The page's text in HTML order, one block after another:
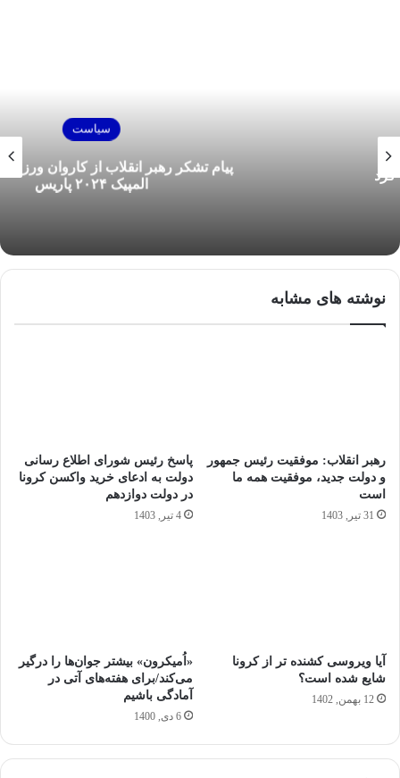
پیام تشکر رهبر انقلاب از کاروان ورزشی ایران در
نوشته های مشابه
رهبر انقلاب: موفقیت رئیس جمهور
و دولت جدید، موفقیت همه ما
است
31 تیر, 1403
پاسخ رئیس شورای اطلاع رسانی
دولت به ادعای خرید واکسن کرونا
در دولت دوازدهم
4 تیر, 1403
آیا ویروسی کشنده تر از کرونا
شایع شده است؟
12 بهمن, 1402
«اُمیکرون» بیشتر جوان‌ها را درگیر
می‌کند/برای هفته‌های آتی در
آمادگی باشیم
6 دی, 1400